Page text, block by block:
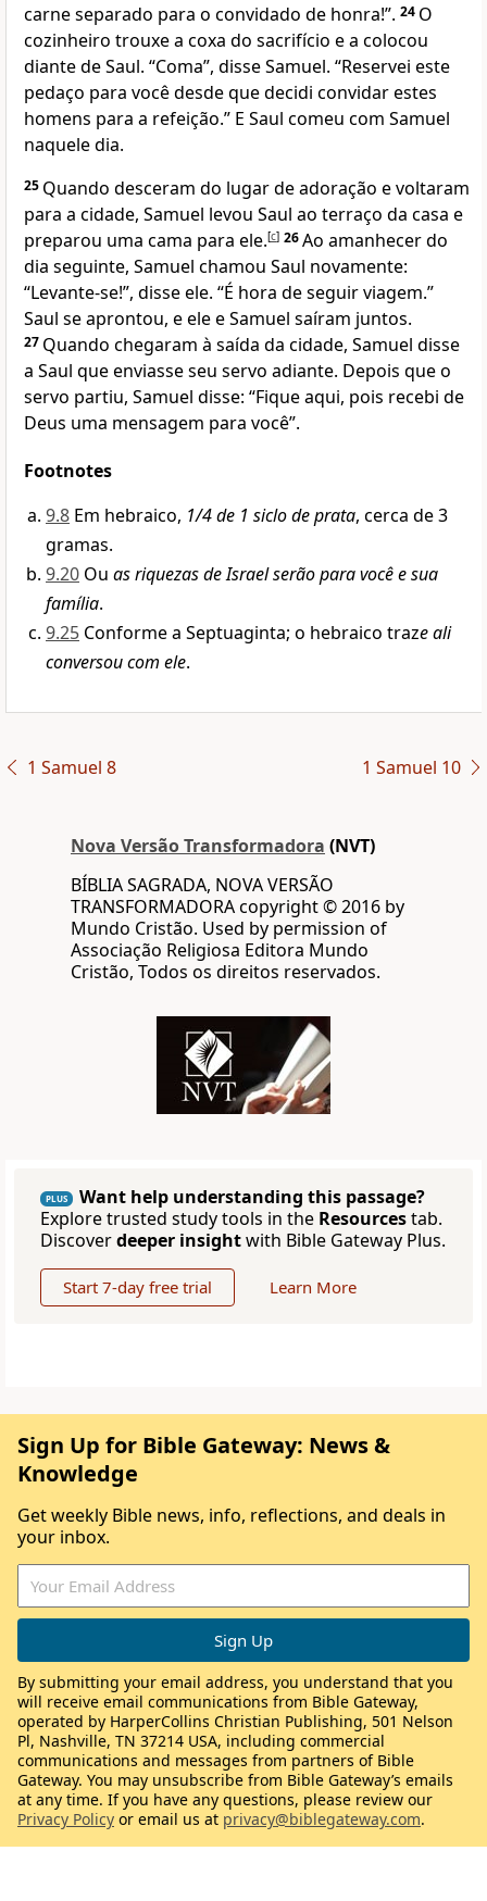
carne separado para o convidado de honra!”. 24 O
cozinheiro trouxe a coxa do sacrifício e a colocou
diante de Saul. “Coma”, disse Samuel. “Reservei este
pedaço para você desde que decidi convidar estes
homens para a refeição.” E Saul comeu com Samuel
naquele dia.
25 Quando desceram do lugar de adoração e voltaram
para a cidade, Samuel levou Saul ao terraço da casa e
preparou uma cama para ele.[c] 26Ao amanhecer do
dia seguinte, Samuel chamou Saul novamente:
“Levante-se!”, disse ele. “É hora de seguir viagem.”
Saul se aprontou, e ele e Samuel saíram juntos.
27 Quando chegaram à saída da cidade, Samuel disse
a Saul que enviasse seu servo adiante. Depois que o
servo partiu, Samuel disse: “Fique aqui, pois recebi de
Deus uma mensagem para você”.
Footnotes
9.8 Em hebraico, 1/4 de 1 siclo de prata, cerca de 3
gramas.
9.20 Ou as riquezas de Israel serão para você e sua
família.
9.25 Conforme a Septuaginta; o hebraico traze ali
conversou com ele.
1 Samuel 8 1 Samuel 10
Nova Versão Transformadora (NVT)
BÍBLIA SAGRADA, NOVA VERSÃO
TRANSFORMADORA copyright © 2016 by
Mundo Cristão. Used by permission of
Associação Religiosa Editora Mundo
Cristão, Todos os direitos reservados.
PLUS
Want help understanding this passage?
Explore trusted study tools in the Resourcestab.
Discoverdeeper insightwith Bible Gateway Plus.
Start 7-day free trial Learn More
Sign Up for Bible Gateway: News &
Knowledge
Get weekly Bible news, info, reflections, and deals in
your inbox.
By submitting your email address, you understand that you
will receive email communications from Bible Gateway,
operated by HarperCollins Christian Publishing, 501 Nelson
Pl, Nashville, TN 37214 USA, including commercial
communications and messages from partners of Bible
Gateway. You may unsubscribe from Bible Gateway’s emails
at any time. If you have any questions, please review our
Privacy Policy or email us at privacy@biblegateway.com.